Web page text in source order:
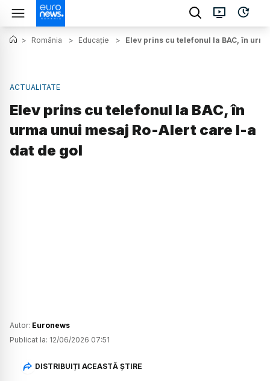
> România > Educație > Elev prins cu telefonul la BAC, în
ACTUALITATE
Elev prins cu telefonul la BAC, în
urma unui mesaj Ro-Alert care l-a
dat de gol
Autor: Euronews
Publicat la: 12/06/2026 07:51
DISTRIBUIȚI ACEASTĂ ȘTIRE